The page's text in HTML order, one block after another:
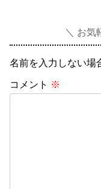
お気
名前を入力しない場
コメント ※